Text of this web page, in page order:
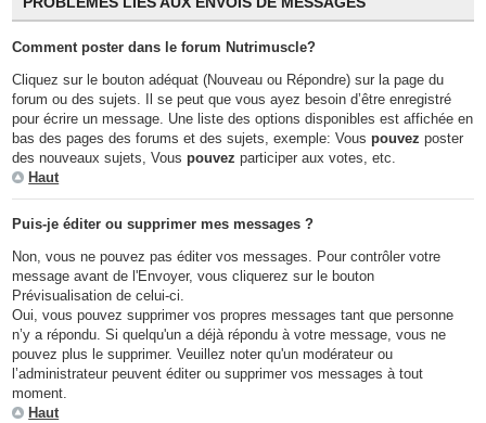
Comment poster dans le forum Nutrimuscle?
Cliquez sur le bouton adéquat (Nouveau ou Répondre) sur la page du
forum ou des sujets. Il se peut que vous ayez besoin d’être enregistré
pour écrire un message. Une liste des options disponibles est affichée en
bas des pages des forums et des sujets, exemple: Vouspouvez poster
des nouveaux sujets, Vouspouvez participer aux votes, etc.
Haut
Puis-je éditer ou supprimer mes messages ?
Non, vous ne pouvez pas éditer vos messages. Pour contrôler votre
message avant de l'Envoyer, vous cliquerez sur le bouton
Prévisualisation de celui-ci.
Oui, vous pouvez supprimer vos propres messages tant que personne
n’y a répondu. Si quelqu'un a déjà répondu à votre message, vous ne
pouvez plus le supprimer. Veuillez noter qu'un modérateur ou
l’administrateur peuvent éditer ou supprimer vos messages à tout
moment.
Haut